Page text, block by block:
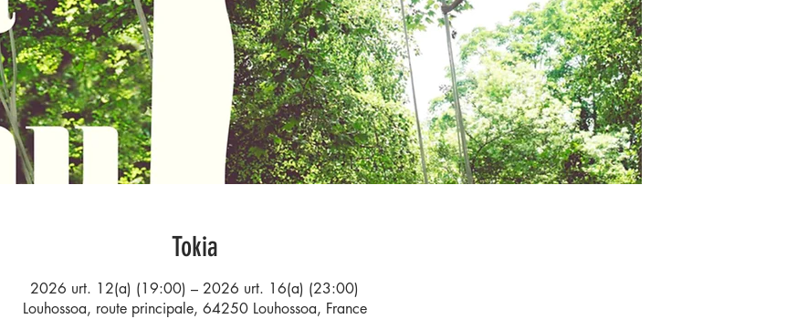
Tokia
2026 urt. 12(a) (19:00) – 2026 urt. 16(a) (23:00)
Louhossoa, route principale, 64250 Louhossoa, France